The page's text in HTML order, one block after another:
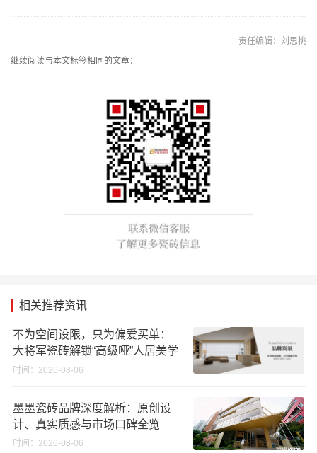
责任编辑：刘思桃
继续阅读与本文标签相同的文章：
相关推荐资讯
不为空间设限，只为偏爱买单：
大将军瓷砖解锁“高级哑”人居美学
时间：2026-08-06
墨墨瓷砖品牌深度解析：原创设
计、真实质感与市场口碑全览
时间：2026-08-06